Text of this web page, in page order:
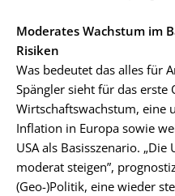
Moderates Wachstum im
Risiken
Was bedeutet das alles für
Spängler sieht für das
Wirtschaftswachstum, eine
Inflation in Europa sowie
USA als Basisszenario.
moderat steigen”,
(Geo-)Politik, eine wieder